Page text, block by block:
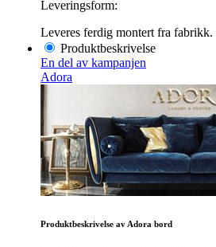
Leveringsform:
Leveres ferdig montert fra fabrikk.
Produktbeskrivelse
En del av kampanjen
Adora
Produktbeskrivelse av Adora bord